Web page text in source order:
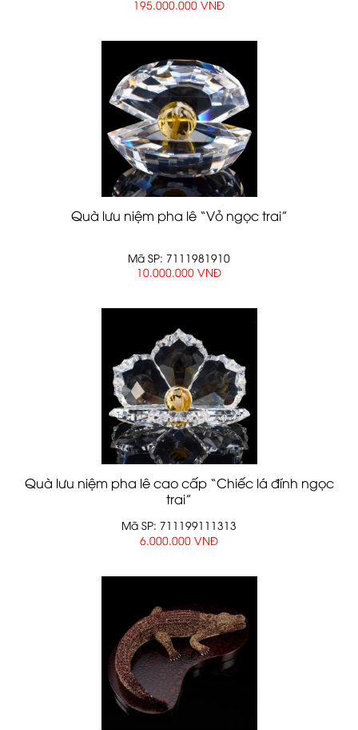
195.000.000 VNĐ
Quà lưu niệm pha lê “Vỏ ngọc trai”
Mã SP: 7111981910
10.000.000 VNĐ
Quà lưu niệm pha lê cao cấp “Chiếc lá đính ngọc
trai”
Mã SP: 711199111313
6.000.000 VNĐ